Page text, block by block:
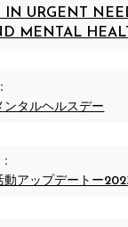
IN URGENT
MENTAL
ンタルヘルスデー
アップデートー